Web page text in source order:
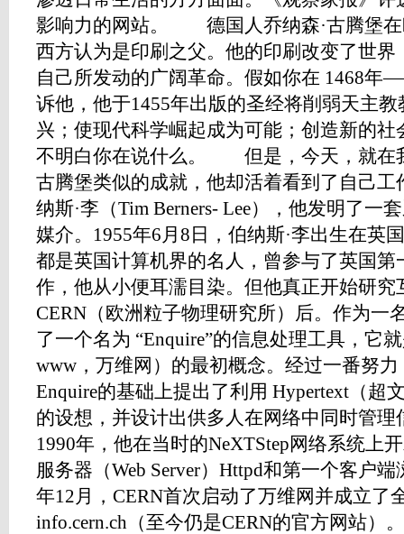
影响力的网站。 德国人乔纳森·古腾堡在
西方认为是印刷之父。他的印刷改变了世
自己所发动的广阔革命。假如你在 1468
诉他，他于1455年出版的圣经将削弱天主
兴；使现代科学崛起成为可能；创造新的
不明白你在说什么。 但是，今天，就在
古腾堡类似的成就，他却活着看到了自己工
纳斯·李（Tim Berners- Lee），他发明了一
媒介。1955年6月8日，伯纳斯·李出生在英
都是英国计算机界的名人，曾参与了英国
作，他从小便耳濡目染。但他真正开始研
CERN（欧洲粒子物理研究所）后。作为一
了一个名为 “Enquire”的信息处理工具，它
www，万维网）的最初概念。经过一番努力
Enquire的基础上提出了利用 Hypertext（超
的设想，并设计出供多人在网络中同时管
1990年，他在当时的NeXTStep网络系统上
服务器（Web Server）Httpd和第一个客户
年12月，CERN首次启动了万维网并成立了
info.cern.ch（至今仍是CERN的官方网站